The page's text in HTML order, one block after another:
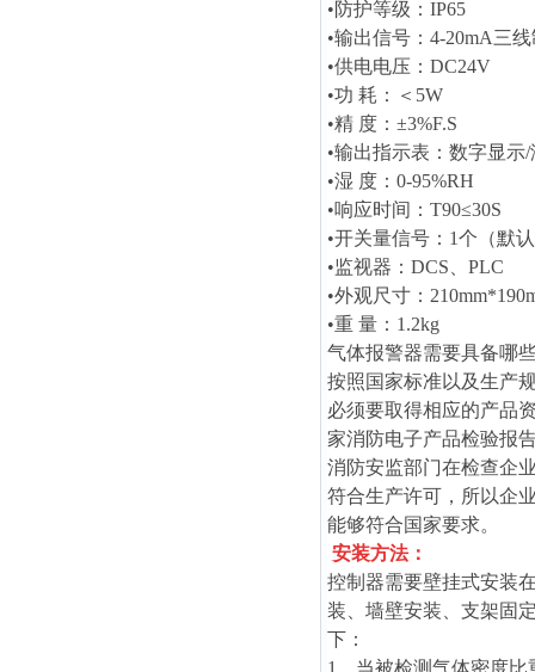
•防护等级：IP65
•输出信号：4-20mA三
•供电电压：DC24V
•功 耗：＜5W
•精 度：±3%F.S
•输出指示表：数字显示
•湿 度：0-95%RH
•响应时间：T90≤30S
•开关量信号：1个（默
•监视器：DCS、PLC
•外观尺寸：
•重 量：1.2kg
气体报警器需要具备哪
按照国家标准以及生产
必须要取得相应的产品
家消防电子产品检验报
消防安监部门在检查企
符合生产许可，所以企
能够符合国家要求。
安装方法：
控制器需要壁挂式安装
装、墙壁安装、支架固
下：
1、当被检测气体密度